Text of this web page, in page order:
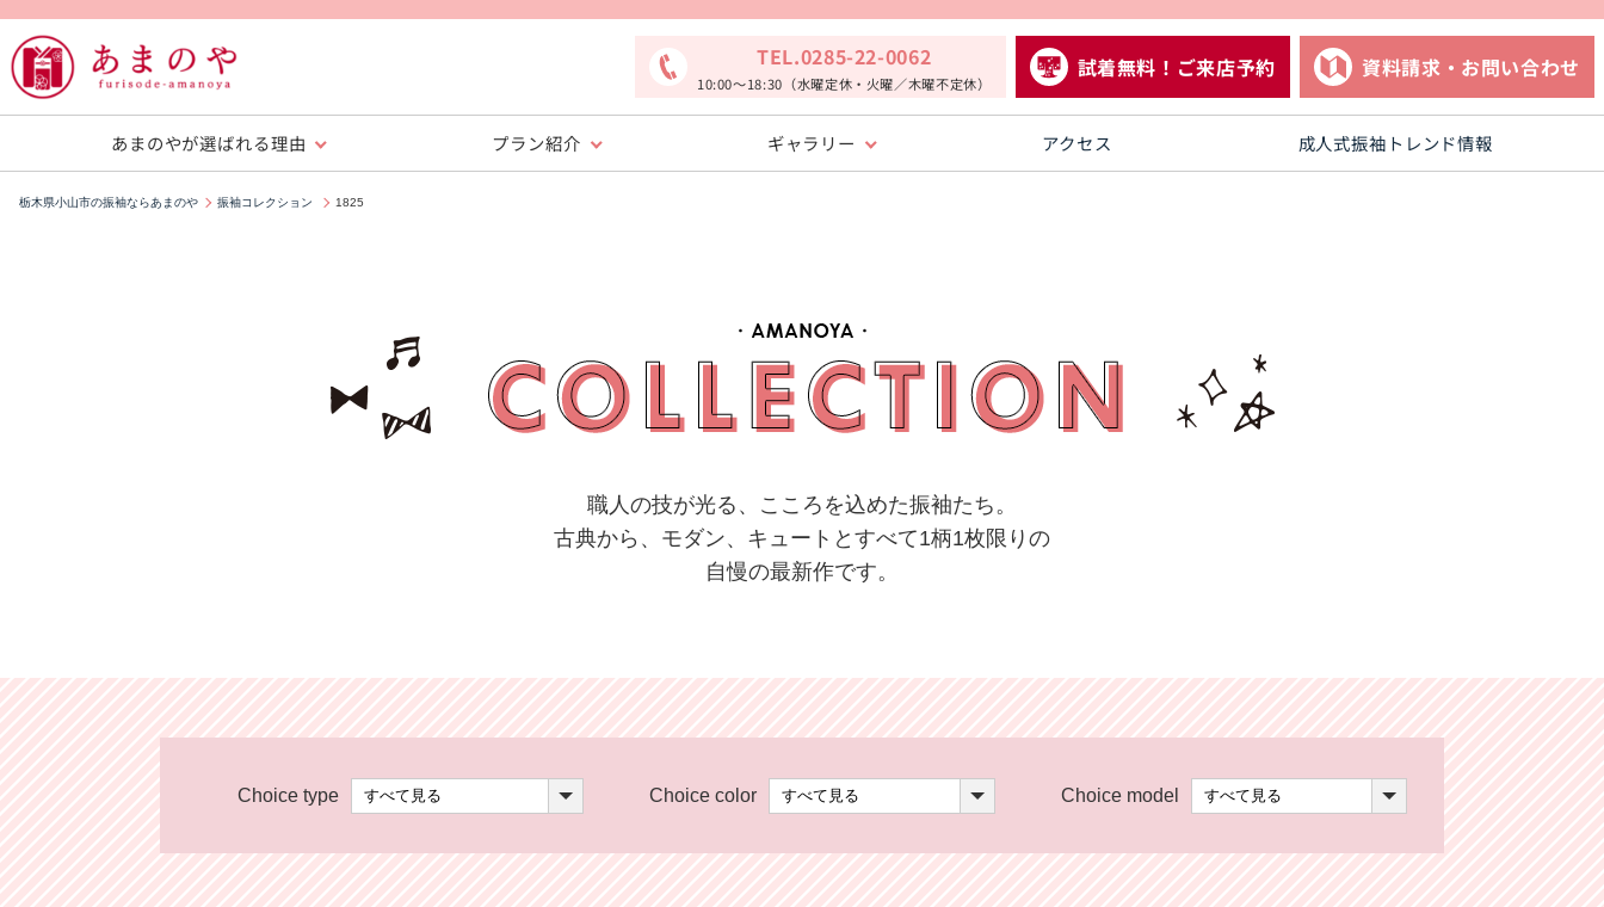
TEL.0285-22-0062
10:00〜18:30（水曜定休・火曜／木曜不定休）
試着無料！ご来店予約 資料請求・お問い合わせ
あまのやが選ばれる理由 プラン紹介 ギャラリー アクセス 成人式振袖トレンド情報
栃木県小山市の振袖ならあまのや 振袖コレクション 1825
職人の技が光る、こころを込めた振袖たち。
古典から、モダン、キュートとすべて1柄1枚限りの
自慢の最新作です。
Choice type Choice color Choice model